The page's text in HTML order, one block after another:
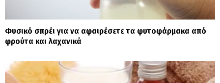
Φυσικό σπρέι για να αφαιρέσετε τα φυτοφάρμακα από
φρούτα και λαχανικά